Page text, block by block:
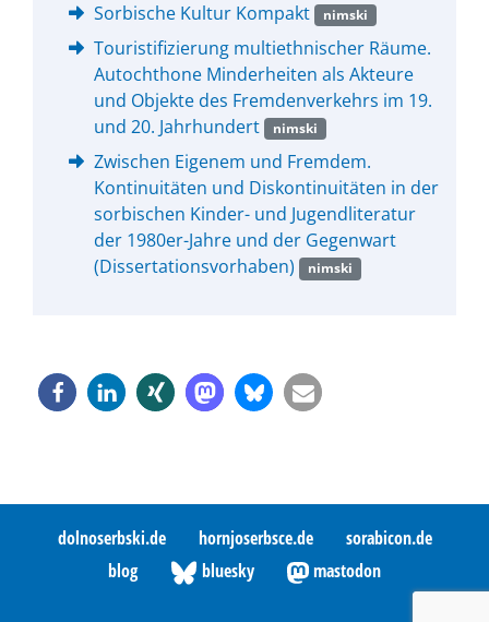
Sorbische Kultur Kompakt nimski
Touristifizierung multiethnischer Räume.
Autochthone Minderheiten als Akteure
und Objekte des Fremdenverkehrs im 19.
und 20. Jahrhundert
nimski
Zwischen Eigenem und Fremdem.
Kontinuitäten und Diskontinuitäten in der
sorbischen Kinder- und Jugendliteratur
der 1980er-Jahre und der Gegenwart
(Dissertationsvorhaben)
nimski
dolnoserbski.de hornjoserbsce.de
sorabicon.de
blog
bluesky mastodon